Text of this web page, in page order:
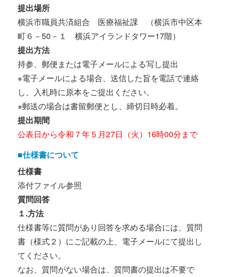
提出場所
横浜市職員共済組合 医療福祉課 （横浜市中区本
町６－50－１ 横浜アイランドタワー17階）
提出方法
持参、郵便または電子メールによる写し提出
※電子メールによる場合、送信した旨を電話で連絡
し、入札時に原本をご提出ください。
※郵送の場合は書留郵便とし、締切日時必着。
提出期間
公表日から令和７年５月27日（火）16時00分まで
■仕様書について
仕様書
添付ファイル参照
質問回答
１.方法
仕様書等に質問があり回答を求める場合には、質問
書（様式２）にご記載の上、電子メールにて提出し
てください。
なお、質問がない場合は、質問書の提出は不要で